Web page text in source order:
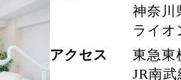
神奈川
ライオ
アクセス
東急東
JR南